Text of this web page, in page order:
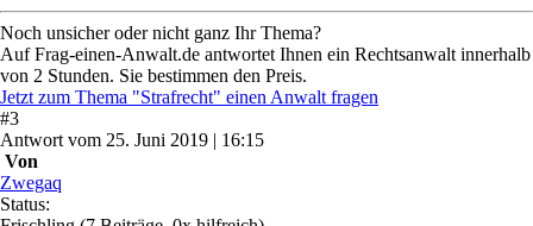
Noch unsicher oder nicht ganz Ihr Thema?
Auf Frag-einen-Anwalt.de antwortet Ihnen ein Rechtsanwalt innerhalb
von 2 Stunden. Sie bestimmen den Preis.
Jetzt zum Thema "Strafrecht" einen Anwalt fragen
#3
Antwortvom 25. Juni 2019 | 16:15
Von
Zwegaq
Status: